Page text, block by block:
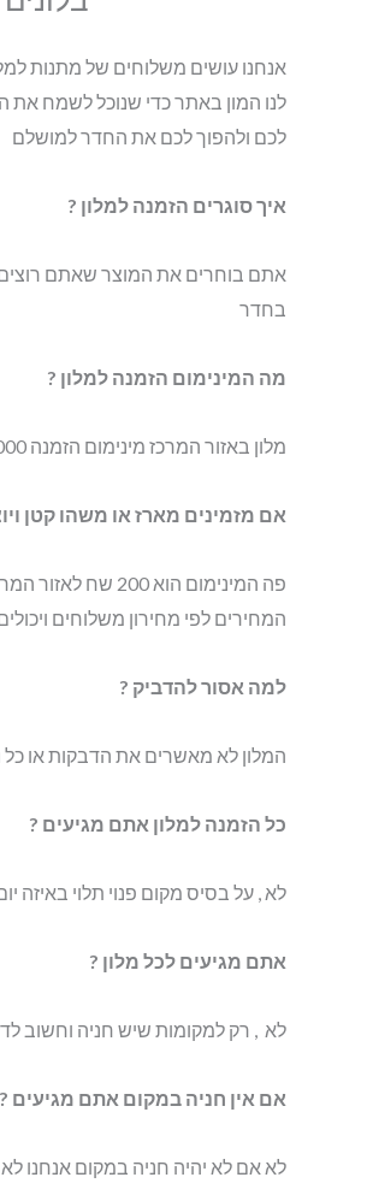
אנחנו עושים משלוחים של מתנות
לנו המון באתר כדי שנוכל לשמח את
לכם ולהפוך לכם את החדר למושלם
איך סוגרים הזמנה למלון ?
אתם בוחרים את המוצר שאתם רוצים ,
בחדר
מה המינימום הזמנה למלון ?
מלון באזור המרכז מינימום הזמנה 600-1000 שח תלוי לאזור
אם מזמינים מארז או משהו קטן
פה המינימום הוא
המחירים לפי מחירון משלוחים
למה אסור להדביק ?
המלון לא מאשרים את הדבקות או כל
כל הזמנה למלון אתם מגיעים ?
לא , על בסיס מקום פנוי תלוי באיזה
אתם מגיעים לכל מלון ?
לא , רק למקומות שיש חניה וחשוב
אם אין חניה במקום אתם מגיעים ?
לא אם לא יהיה חניה במקום אנחנו לא